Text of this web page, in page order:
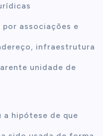
associações e
infraestrutura
unidade de
hipótese de que